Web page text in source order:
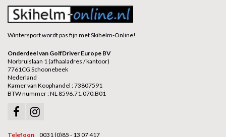
Wintersport wordt pas fijn met Skihelm-Online!
Onderdeel van GolfDriver Europe BV
Norbruislaan 1 (afhaaladres / kantoor)
7761CG Schoonebeek
Nederland
Kamer van Koophandel : 73807591
BTW nummer : NL 8596.71.070.B01
Telefoon 0031 (0)85 - 13 07 417